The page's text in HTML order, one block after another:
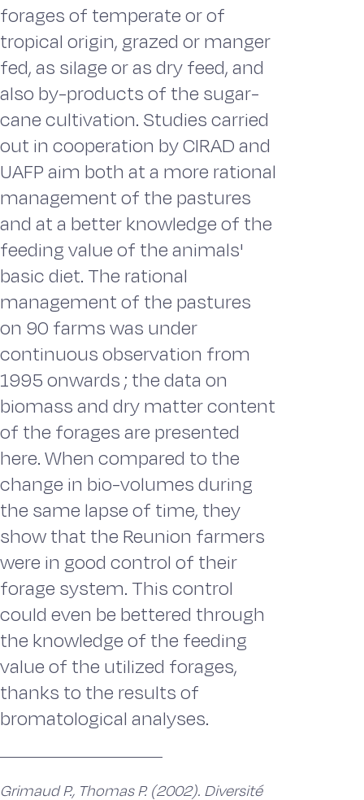
forages of temperate or of
tropical origin, grazed or manger
fed, as silage or as dry feed, and
also by-products of the sugar-
cane cultivation. Studies carried
out in cooperation by CIRAD and
UAFP aim both at a more rational
management of the pastures
and at a better knowledge of the
feeding value of the animals'
basic diet. The rational
management of the pastures
on 90 farms was under
continuous observation from
1995 onwards ; the data on
biomass and dry matter content
of the forages are presented
here. When compared to the
change in bio-volumes during
the same lapse of time, they
show that the Reunion farmers
were in good control of their
forage system. This control
could even be bettered through
the knowledge of the feeding
value of the utilized forages,
thanks to the results of
bromatological analyses.
Grimaud P., Thomas P. (2002). Diversité